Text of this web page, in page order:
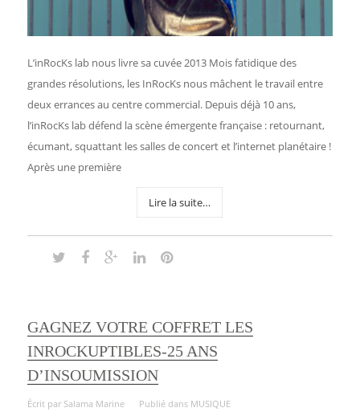
L’inRocKs lab nous livre sa cuvée 2013 Mois fatidique des
grandes résolutions, les InRocKs nous mâchent le travail entre
deux errances au centre commercial. Depuis déjà 10 ans,
l’inRocKs lab défend la scène émergente française : retournant,
écumant, squattant les salles de concert et l’internet planétaire !
Après une première
Lire la suite…
GAGNEZ VOTRE COFFRET LES
INROCKUPTIBLES-25 ANS
D’INSOUMISSION
Écrit par Salama Marine Publié dans MUSIQUE